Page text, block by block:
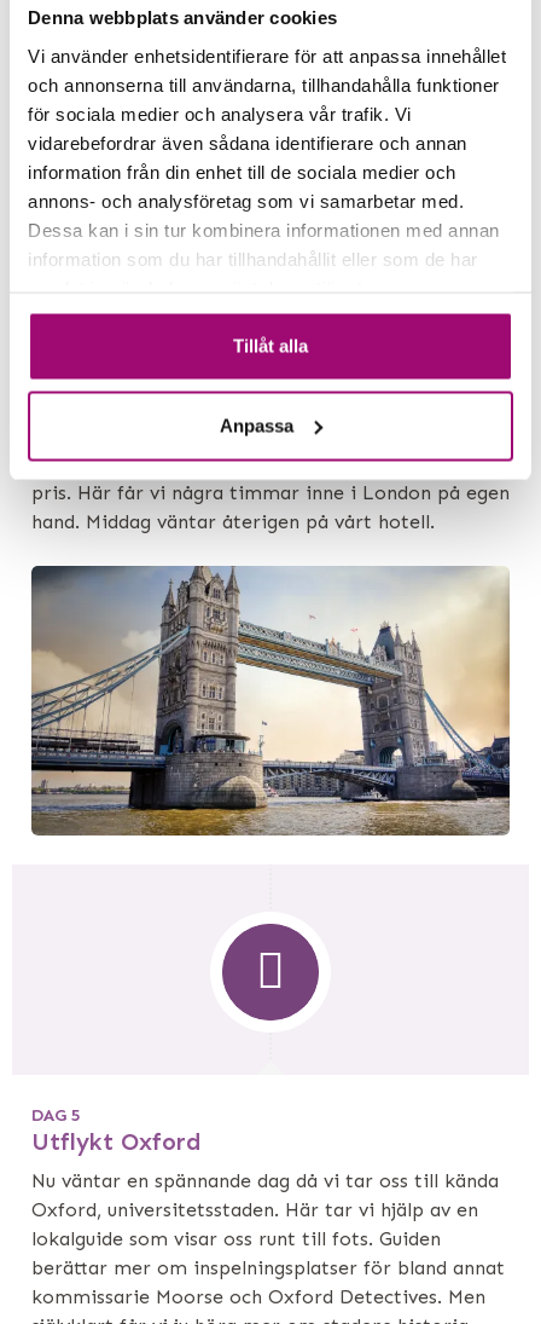
Denna webbplats använder cookies
Vi använder enhetsidentifierare för att anpassa innehållet
och annonserna till användarna, tillhandahålla funktioner
för sociala medier och analysera vår trafik. Vi
vidarebefordrar även sådana identifierare och annan
information från din enhet till de sociala medier och
annons- och analysföretag som vi samarbetar med.
Dessa kan i sin tur kombinera informationen med annan
information som du har tillhandahållit eller som de har
Tillåt alla
Anpassa
DAG 4
Ledig dag/London
Idag finns två möjligheter, antingen en helt ledig
också följa med vår reseledare in till London.
Tågbiljett köpes på plats och tillkommer på resans
pris. Här får vi några timmar inne i London på egen
hand. Middag väntar återigen på vårt hotell.
DAG 5
Utflykt Oxford
Nu väntar en spännande dag då vi tar oss till kända
Oxford, universitetsstaden. Här tar vi hjälp av en
lokalguide som visar oss runt till fots. Guiden
berättar mer om inspelningsplatser för bland annat
kommissarie Moorse och Oxford Detectives. Men